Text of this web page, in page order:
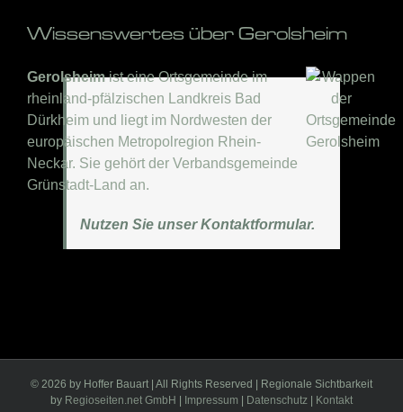
Wissenswertes über Gerolsheim
Gerolsheimist eine Ortsgemeinde im
rheinland-pfälzischen Landkreis Bad
Dürkheim und liegt im Nordwesten der
europäischen Metropolregion Rhein-
Neckar. Sie gehört der Verbandsgemeinde
Grünstadt-Land an.
Nutzen Sie unser Kontaktformular.
© 2026 by Hoffer Bauart | All Rights Reserved | Regionale Sichtbarkeit
by Regioseiten.net GmbH | Impressum | Datenschutz | Kontakt